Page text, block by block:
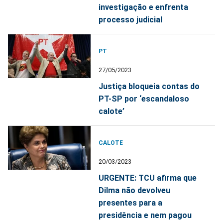
investigação e enfrenta
processo judicial
PT
27/05/2023
Justiça bloqueia contas do
PT-SP por ‘escandaloso
calote’
CALOTE
20/03/2023
URGENTE: TCU afirma que
Dilma não devolveu
presentes para a
presidência e nem pagou